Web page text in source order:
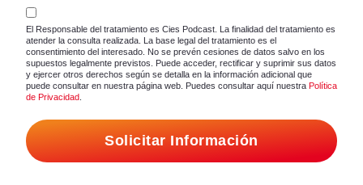
El Responsable del tratamiento es Cies Podcast. La finalidad del tratamiento es
atender la consulta realizada. La base legal del tratamiento es el
consentimiento del interesado. No se prevén cesiones de datos salvo en los
supuestos legalmente previstos. Puede acceder, rectificar y suprimir sus datos
y ejercer otros derechos según se detalla en la información adicional que
puede consultar en nuestra página web. Puedes consultar aquí nuestra Política
de Privacidad
Solicitar Información